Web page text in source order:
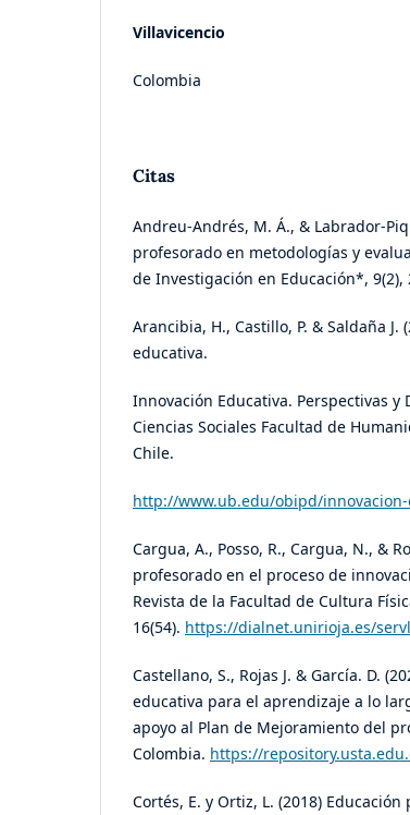
Villavicencio
Colombia
Citas
Andreu‑Andrés, M. Á., &
profesorado en metodologías y
de Investigación en Educación*, 9(2),
Arancibia, H., Castillo, P. & Saldaña
educativa.
Innovación Educativa. Perspectivas
Ciencias Sociales Facultad de
Chile.
http://www.ub.edu/obipd/
Cargua, A., Posso, R., Cargua, N., &
profesorado en el proceso de
Revista de la Facultad de Cultura
16(54). https://dialnet.unirioja.es/
Castellano, S., Rojas J. & García. D.
educativa para el aprendizaje a lo
apoyo al Plan de Mejoramiento del
Colombia. https://
Cortés, E. y Ortiz, L. (2018)